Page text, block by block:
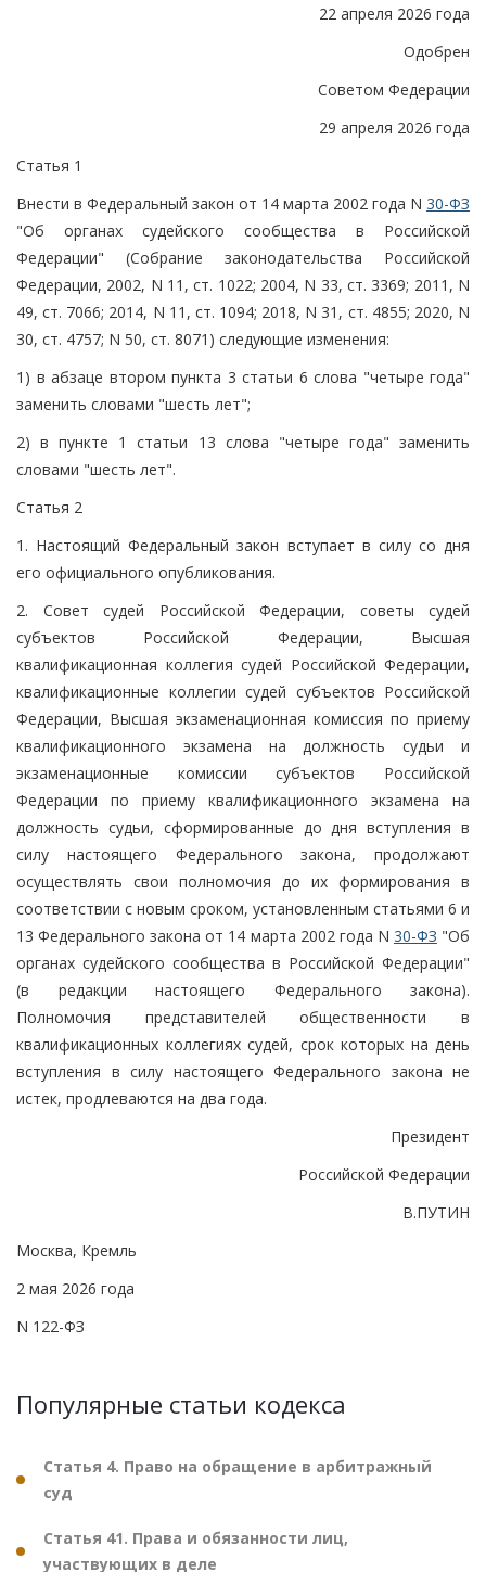
22 апреля 2026 года
Одобрен
Советом Федерации
29 апреля 2026 года
Статья 1
Внести в Федеральный закон от 14 марта 2002 года N 30-ФЗ
"Об органах судейского сообщества в Российской
Федерации" (Собрание законодательства Российской
Федерации, 2002, N 11, ст. 1022; 2004, N 33, ст. 3369; 2011, N
49, ст. 7066; 2014, N 11, ст. 1094; 2018, N 31, ст. 4855; 2020, N
30, ст. 4757; N 50, ст. 8071) следующие изменения:
1) в абзаце втором пункта 3 статьи 6 слова "четыре года"
заменить словами "шесть лет";
2) в пункте 1 статьи 13 слова "четыре года" заменить
словами "шесть лет".
Статья 2
1. Настоящий Федеральный закон вступает в силу со дня
его официального опубликования.
2. Совет судей Российской Федерации, советы судей
субъектов Российской Федерации, Высшая
квалификационная коллегия судей Российской Федерации,
квалификационные коллегии судей субъектов Российской
Федерации, Высшая экзаменационная комиссия по приему
квалификационного экзамена на должность судьи и
экзаменационные комиссии субъектов Российской
Федерации по приему квалификационного экзамена на
должность судьи, сформированные до дня вступления в
силу настоящего Федерального закона, продолжают
осуществлять свои полномочия до их формирования в
соответствии с новым сроком, установленным статьями 6 и
13 Федерального закона от 14 марта 2002 года N 30-ФЗ "Об
органах судейского сообщества в Российской Федерации"
(в редакции настоящего Федерального закона).
Полномочия представителей общественности в
квалификационных коллегиях судей, срок которых на день
вступления в силу настоящего Федерального закона не
истек, продлеваются на два года.
Президент
Российской Федерации
В.ПУТИН
Москва, Кремль
2 мая 2026 года
N 122-ФЗ
Популярные статьи кодекса
Статья 4. Право на обращение в арбитражный
суд
Статья 41. Права и обязанности лиц,
участвующих в деле